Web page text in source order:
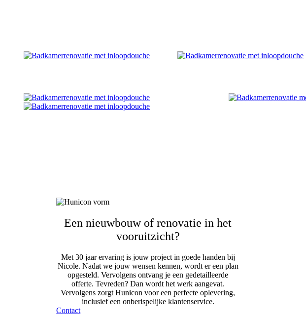
Een nieuwbouw of renovatie in het
vooruitzicht?
Met 30 jaar ervaring is jouw project in goede handen bij
Nicole. Nadat we jouw wensen kennen, wordt er een plan
opgesteld. Vervolgens ontvang je een gedetailleerde
offerte. Tevreden? Dan wordt het werk aangevat.
Vervolgens zorgt Hunicon voor een perfecte oplevering,
inclusief een onberispelijke klantenservice.
Contact